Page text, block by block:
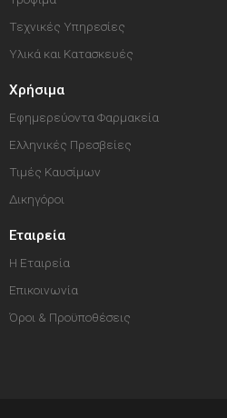
Τεχνικές Υπηρεσίες
Υλικά και Κατασκευές
Χρήσιμα
Εφημερεύοντα Φαρμακεία
Ελληνικές Πρεσβείες
Τιμές Καυσίμων
Δικηγόροι
Εταιρεία
Η Εταιρεία
Επικοινωνία
Όροι & Προϋποθέσεις